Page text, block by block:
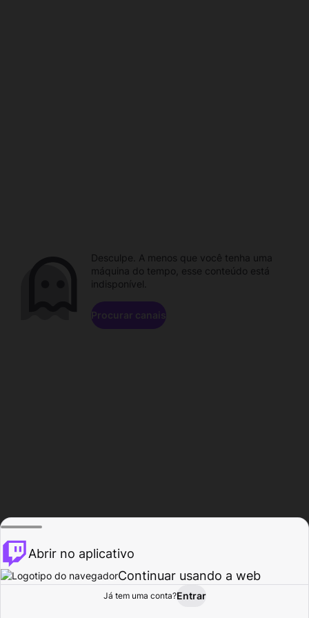
Procurar Atividade
Desculpe. A menos que você tenha uma
máquina do tempo, esse conteúdo está
indisponível.
Procurar canais
Abrir no aplicativo
Continuar usando a web
Já tem uma conta?Entrar